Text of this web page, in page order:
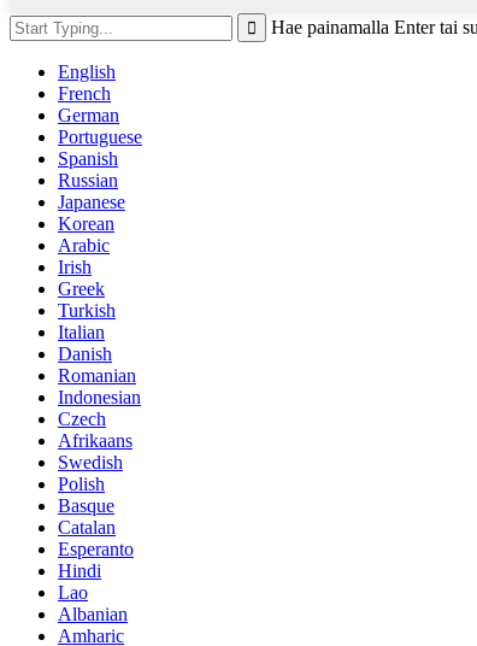
Hae painamalla Enter tai
English
French
German
Portuguese
Spanish
Russian
Japanese
Korean
Arabic
Irish
Greek
Turkish
Italian
Danish
Romanian
Indonesian
Czech
Afrikaans
Swedish
Polish
Basque
Catalan
Esperanto
Hindi
Lao
Albanian
Amharic